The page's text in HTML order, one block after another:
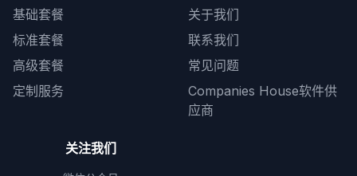
基础套餐
标准套餐
高级套餐
定制服务
关于我们
联系我们
常见问题
Companies House软件供
应商
关注我们